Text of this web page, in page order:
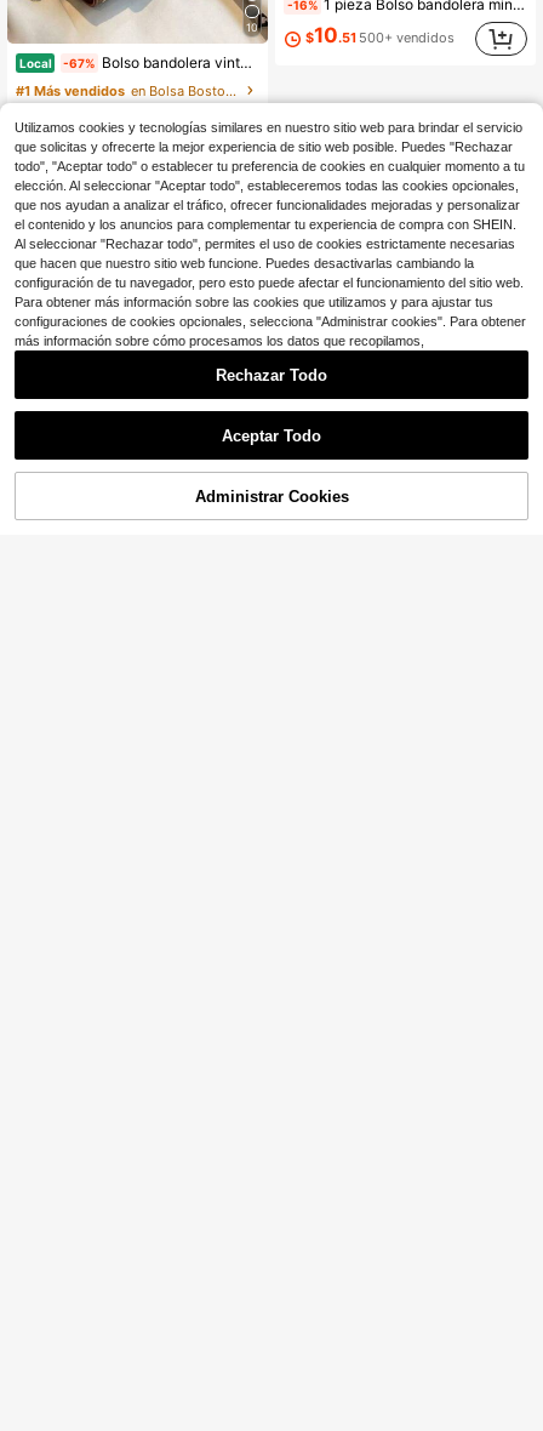
10
Local -67% Bolso bandolera vintage cilíndrico para mujer, bolso tipo cubo con detalles de costura retro, mini bolso cilíndrico, bolso de hombro con asa superior y correa bohemia ancha
#1 Más vendidos
en Bolsa Boston Crossbody de mujer
300+ vendidos
Envío Rápido
-16% 1 pieza Bolso bandolera mini de cadena de metal de unicolor para mujer 2026, bolso de hombro de lujo de moda casual de verano de PU, estuche para lápiz labial, soporte para auriculares, monedero, bolso de noche minimalista, versátil para uso diario, fiesta, cita, trabajo, compras
$10.51 500+ vendidos
Lo sentimos, este producto está agotado.
Mostrar artículos similares con stock Ver todo
AGOTADO
Utilizamos cookies y tecnologías similares en nuestro sitio web para brindar el servicio
que solicitas y ofrecerte la mejor experiencia de sitio web posible. Puedes "Rechazar
todo", "Aceptar todo" o establecer tu preferencia de cookies en cualquier momento a tu
elección. Al seleccionar "Aceptar todo", estableceremos todas las cookies opcionales,
que nos ayudan a analizar el tráfico, ofrecer funcionalidades mejoradas y personalizar
el contenido y los anuncios para complementar tu experiencia de compra con SHEIN.
Al seleccionar "Rechazar todo", permites el uso de cookies estrictamente necesarias
que hacen que nuestro sitio web funcione. Puedes desactivarlas cambiando la
configuración de tu navegador, pero esto puede afectar el funcionamiento del sitio web.
Para obtener más información sobre las cookies que utilizamos y para ajustar tus
configuraciones de cookies opcionales, selecciona "Administrar cookies". Para obtener
más información sobre cómo procesamos los datos que recopilamos,
Rechazar Todo
Aceptar Todo
Administrar Cookies